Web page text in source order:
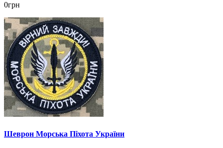
0грн
Шеврон Морська Піхота України